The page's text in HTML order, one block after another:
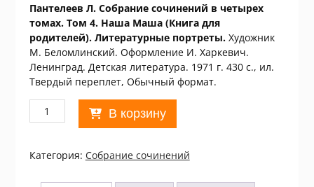
Пантелеев Л. Собрание сочинений в четырех
томах. Том 4. Наша Маша (Книга для
родителей). Литературные портреты. Художник
М. Беломлинский. Оформление И. Харкевич.
Ленинград. Детская литература. 1971 г. 430 с., ил.
Твердый переплет, Обычный формат.
Количество
товара
Пантелеев.
Собрание
сочинений
В корзину
Категория: Собрание сочинений